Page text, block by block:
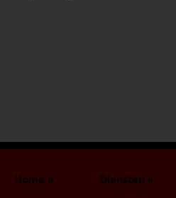
Home Diensten